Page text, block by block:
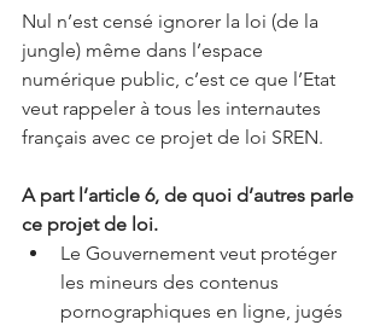
Nul n’est censé ignorer la loi (de la
jungle) même dans l’espace
numérique public, c’est ce que l’Etat
veut rappeler à tous les internautes
français avec ce projet de loi SREN.
A part l’article 6, de quoi d’autres parle
ce projet de loi.
Le Gouvernement veut protéger
les mineurs des contenus
pornographiques en ligne, jugés